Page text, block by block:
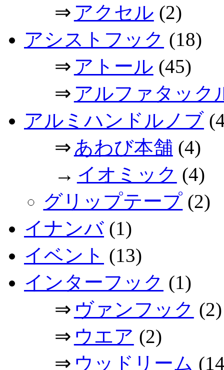
⇒ アクセル (2)
アシストフック (18)
⇒ アトール (45)
⇒ アルファタック
アルミハンドルノブ
⇒ あわび本舗 (4)
→ イオミック (4)
グリップテープ (2)
イナンバ (1)
イベント (13)
インターフック (1)
⇒ ヴァンフック (2)
⇒ ウエア (2)
⇒ ウッドリーム